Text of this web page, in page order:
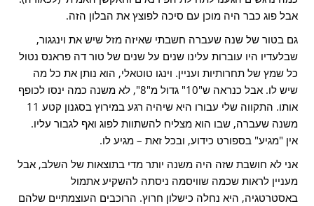
אבל פוג כבר היה מוכן עם סיכה לפוצץ את הבלון הזה.
גם בטור של שנה שעברה חשבתי שאיזה מזל שיש את וינגגור,
שבלעדיו היו עוברות עלינו שנים על שנים של טור דה פראנס נטול
כל שמץ של תחרותיות ועניין. וינגו טוטאלי, הוא נותן את כל מה
שיש לו. אבל כנראה ש"10" גדול מ"8", לא משנה כמה ינסו לכופף
אותו. התקווה שלי עבורו היא שיהיה רגע במירוץ בסגנון קטע 11
משנה שעברה, שבו הוא מצליח להשתוות לפוג ואף לגבור עליו.
אין "מגיע" בספורט כידוע, ובכל זאת – מגיע לו.
אני לא חושבת שזה היה משנה יותר מדי בתוצאות של השלב, אבל
מעניין לראות שכמה שוויסמה ניסתה להשקיע אתמול
באסטרטגיה, היא נחלה כישלון חרוץ. הרוכבים העוצמתיים שלהם